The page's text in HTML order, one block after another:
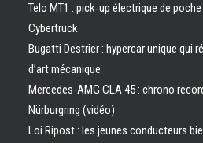
Telo MT1 : pick‑up électrique de
Cybertruck
Bugatti Destrier : hypercar unique qui
d’art mécanique
Mercedes-AMG CLA 45 : chrono
Nürburgring (vidéo)
Loi Ripost : les jeunes conducteurs